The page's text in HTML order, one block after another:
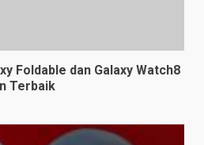
Foldable dan Galaxy Watch8
Terbaik